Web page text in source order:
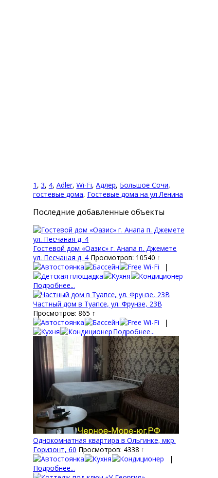
1 , 3, 4, Adler, Wi-Fi, Адлер, Большое Сочи,
гостевые дома, Гостевые дома на ул Ленина
Последние добавленные объекты
Гостевой дом «Оазис» г. Анапа п. Джемете
ул. Песчаная д. 4 Просмотров: 10540 ↑
|
Подробнее...
Частный дом в Туапсе, ул. Фрунзе, 23В
Просмотров: 865 ↑
|
Подробнее...
Однокомнатная квартира в Ольгинке, мкр.
Горизонт, 60 Просмотров: 4338 ↑
|
Подробнее...